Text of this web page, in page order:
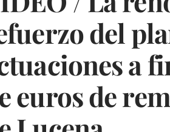
del
a
euros de